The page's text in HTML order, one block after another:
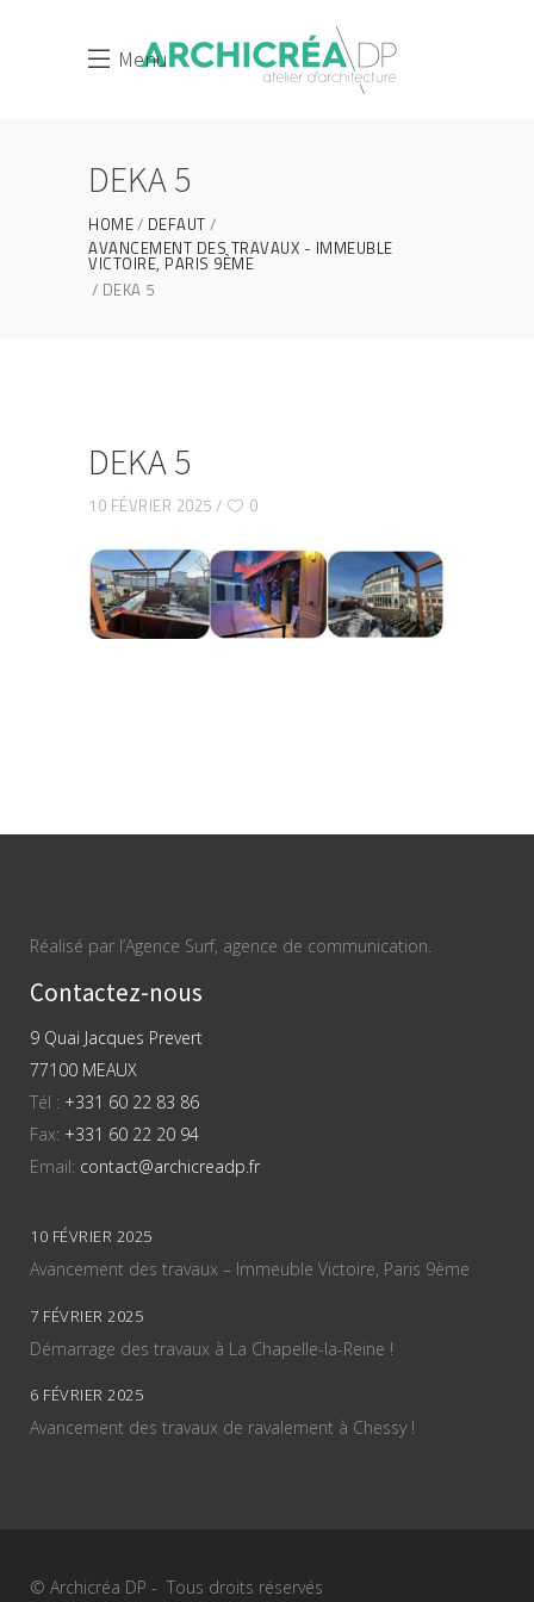
Menu
DEKA 5
HOME
DEFAUT
AVANCEMENT DES TRAVAUX - IMMEUBLE
VICTOIRE, PARIS 9ÈME
DEKA 5
DEKA 5
10 FÉVRIER 2025 0
Réalisé par l’Agence Surf, agence de communication.
Contactez-nous
9 Quai Jacques Prevert
77100 MEAUX
Tél : +331 60 22 83 86
Fax: +331 60 22 20 94
Email: contact@archicreadp.fr
10 FÉVRIER 2025
Avancement des travaux – Immeuble Victoire, Paris 9ème
7 FÉVRIER 2025
Démarrage des travaux à La Chapelle-la-Reine !
6 FÉVRIER 2025
Avancement des travaux de ravalement à Chessy !
© Archicréa DP - Tous droits réservés